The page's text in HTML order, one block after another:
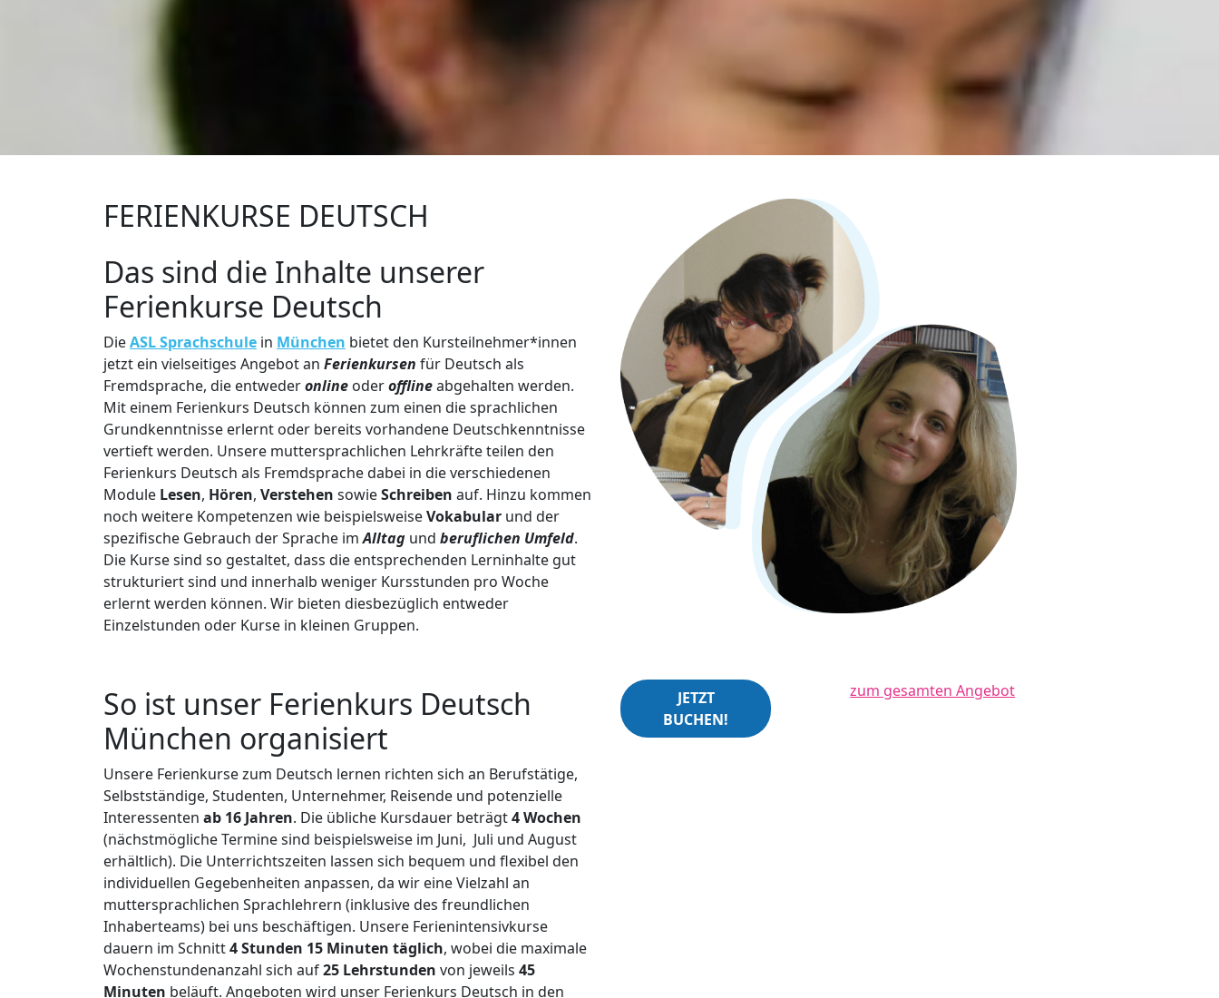
FERIENKURSE DEUTSCH
Das sind die Inhalte unserer
Ferienkurse Deutsch
DieASL Sprachschule in München bietet den Kursteilnehmer*innen
jetzt ein vielseitiges Angebot an Ferienkursen für Deutsch als
Fremdsprache, die entwederonline oderofflineabgehalten werden.
Mit einem Ferienkurs Deutsch können zum einen die sprachlichen
Grundkenntnisse erlernt oder bereits vorhandene Deutschkenntnisse
vertieft werden. Unsere muttersprachlichen Lehrkräfte teilen den
Ferienkurs Deutsch als Fremdsprache dabei in die verschiedenen
Module Lesen, Hören, Verstehen sowieSchreiben auf. Hinzu kommen
noch weitere Kompetenzen wie beispielsweiseVokabular und der
spezifische Gebrauch der Sprache imAlltag und beruflichen Umfeld.
Die Kurse sind so gestaltet, dass die entsprechenden Lerninhalte gut
strukturiert sind und innerhalb weniger Kursstunden pro Woche
erlernt werden können. Wir bieten diesbezüglich entweder
Einzelstunden oder Kurse in kleinen Gruppen.
So ist unser Ferienkurs Deutsch
München organisiert
Unsere Ferienkurse zum Deutsch lernen richten sich an Berufstätige,
Selbstständige, Studenten, Unternehmer, Reisende und potenzielle
Interessenten ab 16 Jahren. Die übliche Kursdauer beträgt4 Wochen
(nächstmögliche Termine sind beispielsweise im Juni, Juli und August
erhältlich). Die Unterrichtszeiten lassen sich bequem und flexibel den
individuellen Gegebenheiten anpassen, da wir eine Vielzahl an
muttersprachlichen Sprachlehrern (inklusive des freundlichen
Inhaberteams) bei uns beschäftigen. Unsere Ferienintensivkurse
dauern im Schnitt4 Stunden 15 Minuten täglich, wobei die maximale
Wochenstundenanzahl sich auf25 Lehrstunden von jeweils 45
Minuten beläuft. Angeboten wird unser Ferienkurs Deutsch in den
JETZT
BUCHEN!
zum gesamten Angebot